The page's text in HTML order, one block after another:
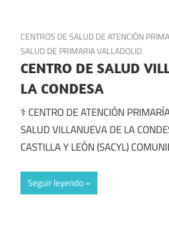
23 de julio de 2025
CENTROS DE SALUD DE ATENCIÓN
SALUD DE PRIMARIA VALLADOLID
CENTRO DE SALUD
LA CONDESA
⚕️ CENTRO DE ATENCIÓN
SALUD VILLANUEVA DE LA
CASTILLA Y LEÓN (SACYL)
Seguir leyendo